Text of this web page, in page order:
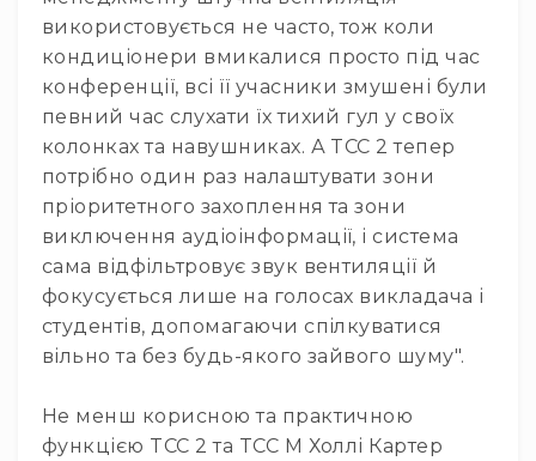
підлоги
Комплекти
сценічних
стійок
Різне
Відео
Проектори
Інтерактивні
дошки
Аксесуари
комплектуючі
Відеокамери
використовується не часто, тож коли
кондиціонери вмикалися просто під час
конференції, всі її учасники змушені були
певний час слухати їх тихий гул у своїх
колонках та навушниках. А TCC 2 тепер
потрібно один раз налаштувати зони
пріоритетного захоплення та зони
виключення аудіоінформації, і система
сама відфільтровує звук вентиляції й
фокусується лише на голосах викладача і
студентів, допомагаючи спілкуватися
вільно та без будь-якого зайвого шуму".
Не менш корисною та практичною
функцією TCC 2 та TCC M Холлі Картер